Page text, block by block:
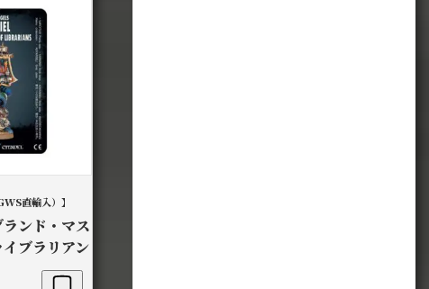
直輸入）】
ンド・マス
ブラリアン